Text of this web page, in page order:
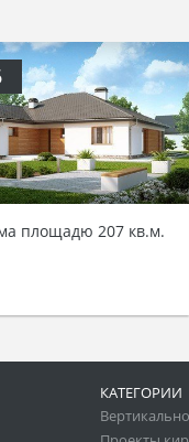
площадю 207 кв.м.
КАТЕГОРИИ